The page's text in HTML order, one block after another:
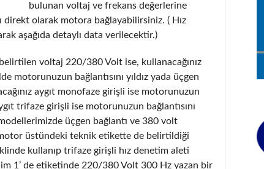
bulunan voltaj ve frekans değerlerine
direkt olarak motora bağlayabilirsiniz. ( Hız
aşağıda detaylı data verilecektir.)
voltaj 220/380 Volt ise, kullanacağınız
motorunuzun bağlantısını yıldız yada üçgen
aygıt monofaze girişli ise motorunuzun
trifaze girişli ise motorunuzun bağlantısını
üçgen bağlantı ve 380 volt
üstündeki teknik etikette de belirtildiği
kullanıp trifaze girişli hız denetim aleti
1’ de etiketinde 220/380 Volt 300 Hz yazan bir